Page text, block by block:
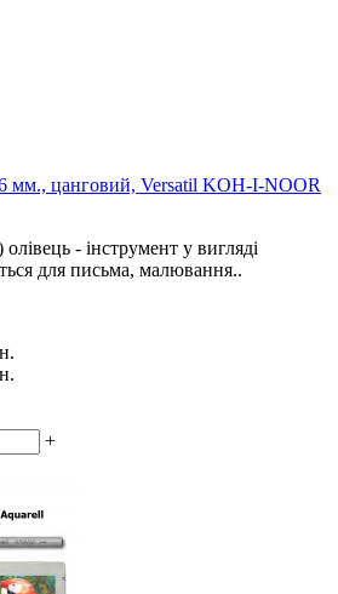
мм., цанговий, Versatil KOH-I-NOOR
- інструмент у вигляді
для письма, малювання..
+